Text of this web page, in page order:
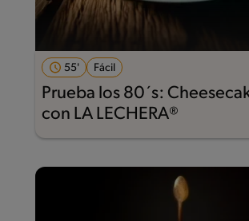
55' Fácil
Prueba los 80´s:
con LA LECHERA®